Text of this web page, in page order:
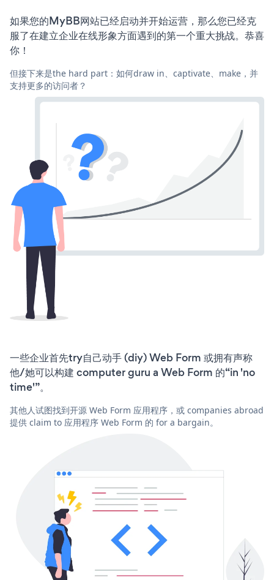
如果您的MyBB网站已经启动并开始运营，那么您已经克
服了在建立企业在线形象方面遇到的第一个重大挑战。恭喜
你！
但接下来是the hard part：如何draw in、captivate、make，并
支持更多的访问者？
一些企业首先try自己动手 (diy) Web Form 或拥有声称
他/她可以构建 computer guru a Web Form 的“in 'no
time'”。
其他人试图找到开源 Web Form 应用程序，或 companies abroad
提供 claim to 应用程序 Web Form 的 for a bargain。